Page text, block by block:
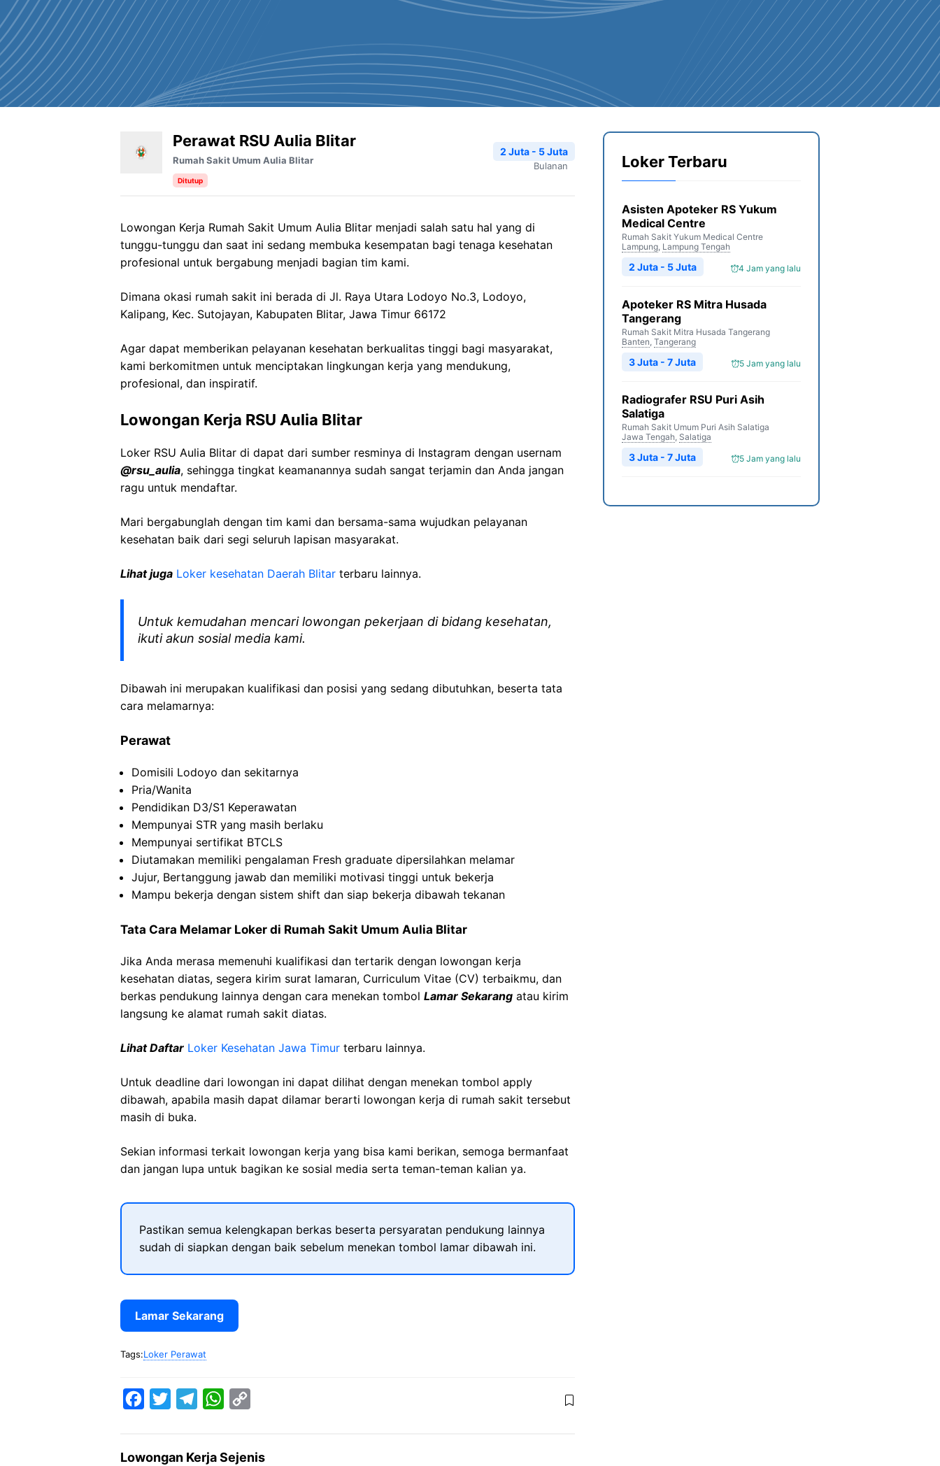
Perawat RSU Aulia Blitar
Rumah Sakit Umum Aulia Blitar
Ditutup
2 Juta - 5 Juta
Bulanan
Lowongan Kerja Rumah Sakit Umum Aulia Blitar menjadi salah satu hal yang di
tunggu-tunggu dan saat ini sedang membuka kesempatan bagi tenaga kesehatan
profesional untuk bergabung menjadi bagian tim kami.
Dimana okasi rumah sakit ini berada di Jl. Raya Utara Lodoyo No.3, Lodoyo,
Kalipang, Kec. Sutojayan, Kabupaten Blitar, Jawa Timur 66172
Agar dapat memberikan pelayanan kesehatan berkualitas tinggi bagi masyarakat,
kami berkomitmen untuk menciptakan lingkungan kerja yang mendukung,
profesional, dan inspiratif.
Lowongan Kerja RSU Aulia Blitar
Loker RSU Aulia Blitar di dapat dari sumber resminya di Instagram dengan usernam
@rsu_aulia, sehingga tingkat keamanannya sudah sangat terjamin dan Anda jangan
ragu untuk mendaftar.
Mari bergabunglah dengan tim kami dan bersama-sama wujudkan pelayanan
kesehatan baik dari segi seluruh lapisan masyarakat.
Lihat juga Loker kesehatan Daerah Blitar terbaru lainnya.
Untuk kemudahan mencari lowongan pekerjaan di bidang kesehatan,
ikuti akun sosial media kami.
Dibawah ini merupakan kualifikasi dan posisi yang sedang dibutuhkan, beserta tata
cara melamarnya:
Perawat
Domisili Lodoyo dan sekitarnya
Pria/Wanita
Pendidikan D3/S1 Keperawatan
Mempunyai STR yang masih berlaku
Mempunyai sertifikat BTCLS
Diutamakan memiliki pengalaman Fresh graduate dipersilahkan melamar
Jujur, Bertanggung jawab dan memiliki motivasi tinggi untuk bekerja
Mampu bekerja dengan sistem shift dan siap bekerja dibawah tekanan
Tata Cara Melamar Loker di Rumah Sakit Umum Aulia Blitar
Jika Anda merasa memenuhi kualifikasi dan tertarik dengan lowongan kerja
kesehatan diatas, segera kirim surat lamaran, Curriculum Vitae (CV) terbaikmu, dan
berkas pendukung lainnya dengan cara menekan tombol Lamar Sekarang atau kirim
langsung ke alamat rumah sakit diatas.
Lihat Daftar Loker Kesehatan Jawa Timur terbaru lainnya.
Untuk deadline dari lowongan ini dapat dilihat dengan menekan tombol apply
dibawah, apabila masih dapat dilamar berarti lowongan kerja di rumah sakit tersebut
masih di buka.
Sekian informasi terkait lowongan kerja yang bisa kami berikan, semoga bermanfaat
dan jangan lupa untuk bagikan ke sosial media serta teman-teman kalian ya.
Pastikan semua kelengkapan berkas beserta persyaratan pendukung lainnya
sudah di siapkan dengan baik sebelum menekan tombol lamar dibawah ini.
Lamar Sekarang
Tags:Loker Perawat
e
t
e
W
t
y
Lowongan Kerja Sejenis
Loker Terbaru
Asisten Apoteker RS Yukum
Medical Centre
Rumah Sakit Yukum Medical Centre
Lampung, Lampung Tengah
4 Jam yang lalu
2 Juta - 5 Juta
Apoteker RS Mitra Husada
Tangerang
Rumah Sakit Mitra Husada Tangerang
Banten, Tangerang
5 Jam yang lalu
3 Juta - 7 Juta
Radiografer RSU Puri Asih
Salatiga
Rumah Sakit Umum Puri Asih Salatiga
Jawa Tengah, Salatiga
5 Jam yang lalu
3 Juta - 7 Juta